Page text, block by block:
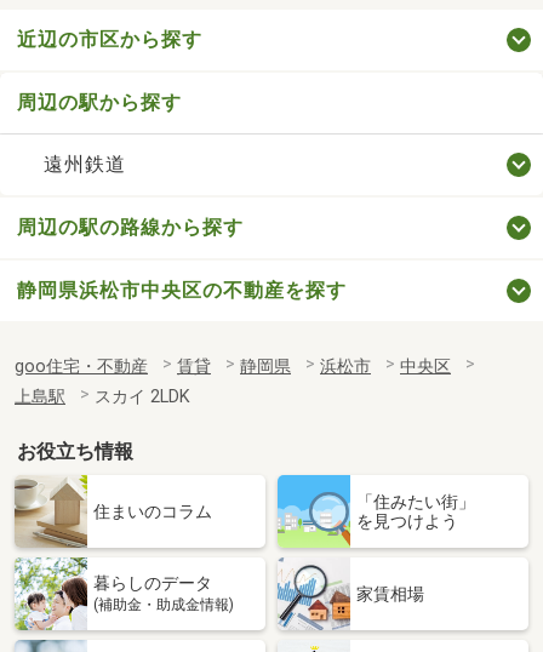
近辺の市区から探す
周辺の駅から探す
遠州鉄道
周辺の駅の路線から探す
静岡県浜松市中央区の不動産を探す
goo住宅・不動産 賃貸 静岡県 浜松市
中央区
上島駅
スカイ 2LDK
お役立ち情報
住まいのコラム
「住みたい街」
を見つけよう
暮らしのデータ
(補助金・助成金情報)
家賃相場